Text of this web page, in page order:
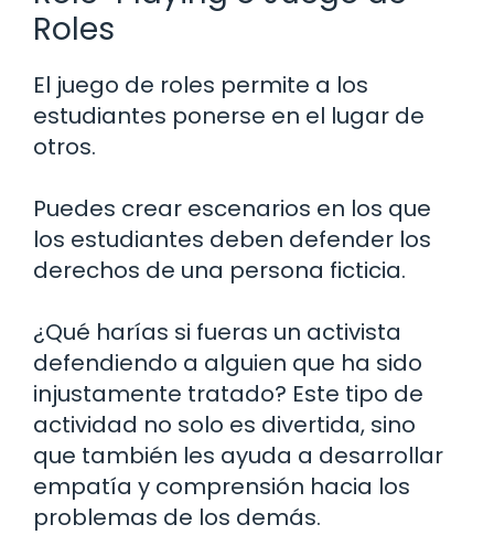
Roles
El juego de roles permite a los
estudiantes ponerse en el lugar de
otros.
Puedes crear escenarios en los que
los estudiantes deben defender los
derechos de una persona ficticia.
¿Qué harías si fueras un activista
defendiendo a alguien que ha sido
injustamente tratado? Este tipo de
actividad no solo es divertida, sino
que también les ayuda a desarrollar
empatía y comprensión hacia los
problemas de los demás.